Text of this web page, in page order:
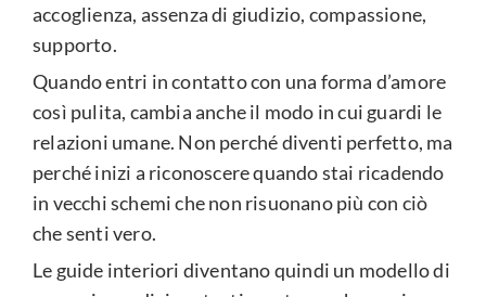
accoglienza, assenza di giudizio, compassione,
supporto.
Quando entri in contatto con una forma d’amore
così pulita, cambia anche il modo in cui guardi le
relazioni umane. Non perché diventi perfetto, ma
perché inizi a riconoscere quando stai ricadendo
in vecchi schemi che non risuonano più con ciò
che senti vero.
Le guide interiori diventano quindi un modello di